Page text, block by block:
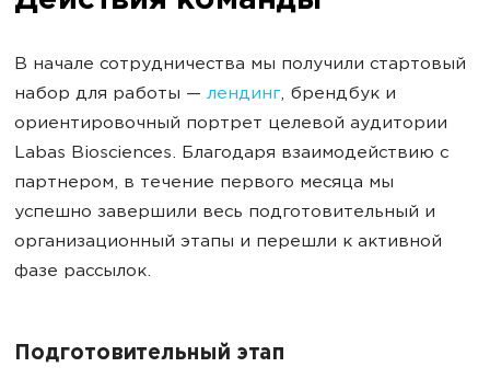
В начале сотрудничества мы получили стартовый
набор для работы — лендинг, брендбук и
ориентировочный портрет целевой аудитории
Labas Biosciences. Благодаря взаимодействию с
партнером, в течение первого месяца мы
успешно завершили весь подготовительный и
организационный этапы и перешли к активной
фазе рассылок.
Подготовительный этап